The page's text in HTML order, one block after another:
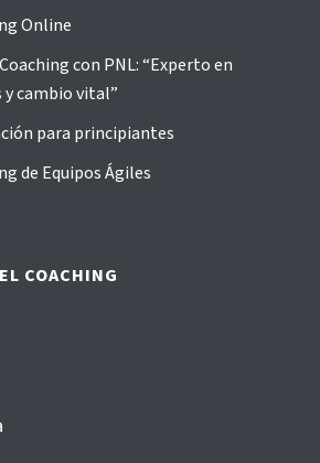
Online
con PNL: “Experto en
cambio vital”
para principiantes
de Equipos Ágiles
COACHING